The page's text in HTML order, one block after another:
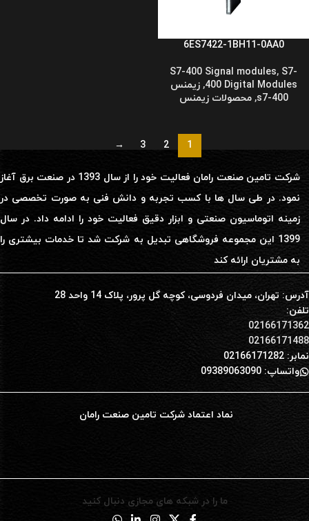
6ES7422-1BH11-0AA0
S7-400 Signal modules, S7-
400 Digital Modules
,زیمنس
s7-400
,محصولات زیمنس
1
2
3
→
شرکت تامین صنعت رامان فعالیت خود را از سال 1393 در صنعت برق آغاز
نمود. در طی سال ها با کسب تجربه و دانش فنی به صورت تخصصی در
زمینه اتوماسیون صنعتی و ابزار دقیق فعالیت خود را ادامه داد. در سال
1399 این مجموعه فروشگاهی تبدیل به شرکت شد تا خدمات بیشتری را
به مشتریان ارائه کند
آدرس: تهران، میدان فردوسی، کوچه گل پرور، پلاک 14 واحد 28
تلفن:
02166171362
02166171488
نمابر: 02166171282
واتساپ: 09389063090
نماد اعتماد شرکت تامین صنعت رامان
ما را در شبکه های مجازی دنبال کنید